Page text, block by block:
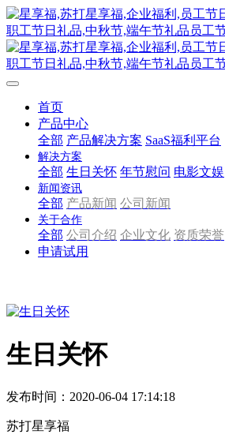
首页
产品中心
全部 产品解决方案 SaaS福利平台
解决方案
全部 生日关怀 年节慰问 电影文娱
新闻资讯
全部 产品新闻 公司新闻
关于合作
全部 公司介绍 企业文化 资质荣誉
申请试用
生日关怀
发布时间：2020-06-04 17:14:18
苏打星享福